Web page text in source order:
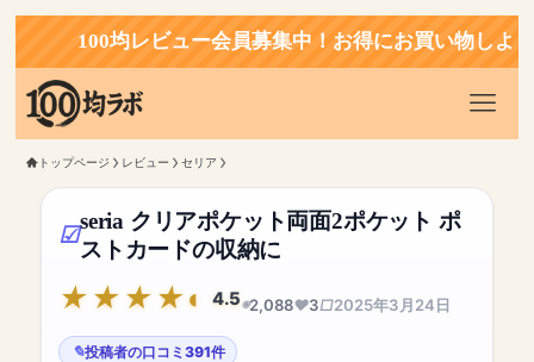
100均レビュー会員募集中！お得にお買い物しよう！
トップページ レビュー セリア
seria クリアポケット両面2ポケット ポ
ストカードの収納に
4.5 2,088 3 2025年3月24日
投稿者の口コミ391件